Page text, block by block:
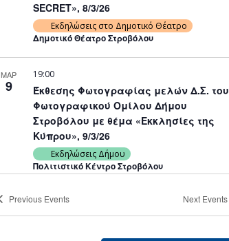
SECRET», 8/3/26
Εκδηλώσεις στο Δημοτικό Θέατρο
Δημοτικό Θέατρο Στροβόλου
ΜΑΡ
9
Έκθεσης Φωτογραφίας μελών Δ.Σ. του
Φωτογραφικού Ομίλου Δήμου
Στροβόλου με θέμα «Εκκλησίες της
Κύπρου», 9/3/26
19:00
Εκδηλώσεις Δήμου
Πολιτιστικό Κέντρο Στροβόλου
ΜΑΡ
9
«Ρίξε Ψήφο – Πιάσε
20:30
Previous Events Next Events